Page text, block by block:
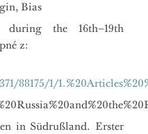
Bias
the 16th–19th
z:
88175/1/
in Südrußland. Erster